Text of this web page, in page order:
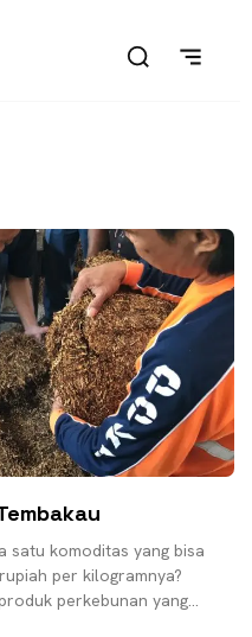
satu komoditas yang bisa
per kilogramnya?
perkebunan yang